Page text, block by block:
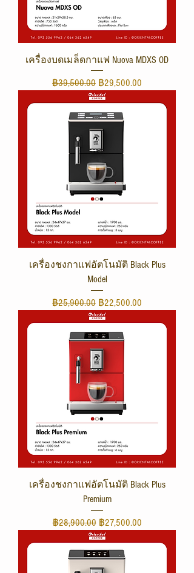
เครื่องบดเมล็ดกาแฟ Nuova MDXS OD
ราคาปกติ
฿39,500.00 ราคาขายลด
฿29,500.00
เครื่องชงกาแฟอัตโนมัติ Black Plus
Model
ราคาปกติ
฿25,900.00 ราคาขายลด
฿22,500.00
เครื่องชงกาแฟอัตโนมัติ Black Plus
Premium
ราคาปกติ
฿28,900.00 ราคาขายลด
฿27,500.00